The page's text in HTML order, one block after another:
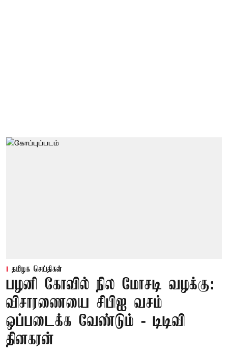
தமிழக செய்திகள்
பழனி கோவில் நில மோசடி வழக்கு:
விசாரணையை சிபிஐ வசம்
ஒப்படைக்க வேண்டும் - டிடிவி
தினகரன்